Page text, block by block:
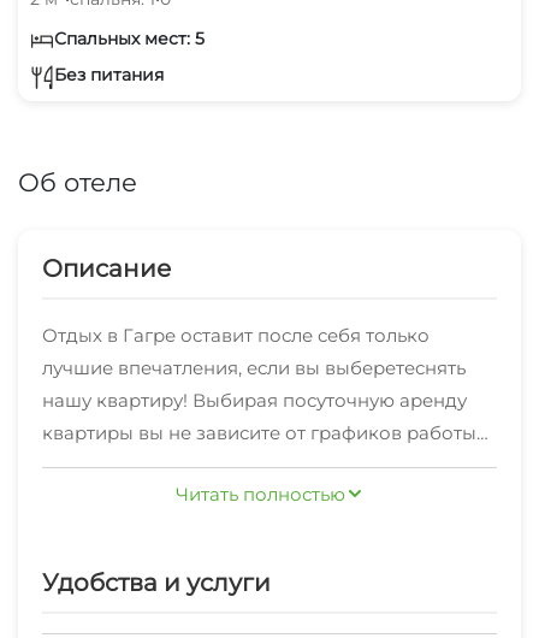
Спальных мест: 5
Без питания
Об отеле
Описание
Отдых в Гагре оставит после себя только
лучшие впечатления, если вы выберетеснять
нашу квартиру! Выбирая посуточную аренду
квартиры вы не зависите от графиков работы
гостиниц,а также можете готовить
самостоятельно.
необходимая бытовая техника, оборудованная
Читать полностью
Удобства и услуги